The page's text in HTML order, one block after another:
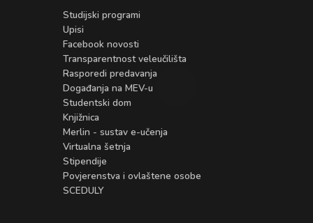
Studijski programi
Upisi
Facebook novosti
Transparentnost veleučilišta
Rasporedi predavanja
Događanja na MEV-u
Studentski dom
Knjižnica
Merlin - sustav e-učenja
Virtualna šetnja
Stipendije
Povjerenstva i ovlaštene osobe
SCEDULY